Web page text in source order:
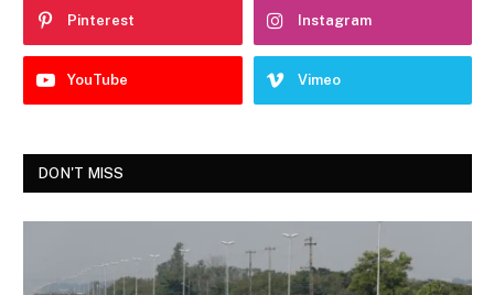
Pinterest Instagram
YouTube Vimeo
DON'T MISS